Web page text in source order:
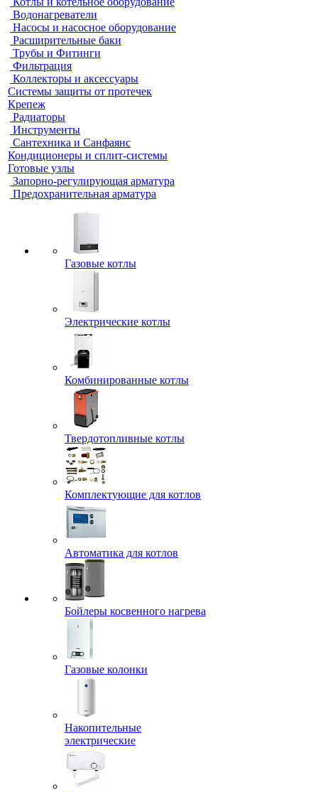
Водонагреватели
Насосы и насосное оборудование
Расширительные баки
Трубы и Фитинги
Фильтрация
Коллекторы и аксессуары
Системы защиты от протечек
Крепеж
Радиаторы
Инструменты
Сантехника и Санфаянс
Кондиционеры и сплит-системы
Готовые узлы
Запорно-регулирующая арматура
Предохранительная арматура
Газовые котлы
Электрические котлы
Комбинированные котлы
Твердотопливные котлы
Комплектующие для котлов
Автоматика для котлов
Бойлеры косвенного нагрева
Газовые колонки
Накопительные
электрические